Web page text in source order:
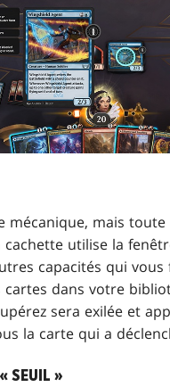
mécanique, mais
cachette utilise la
capacités qui
cartes dans votre
sera exilée et
la carte qui a
SEUIL »